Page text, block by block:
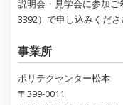
説明会・見学会に参加
3392）で申し込みくださ
事業所
ポリテクセンター松本
〒399-0011